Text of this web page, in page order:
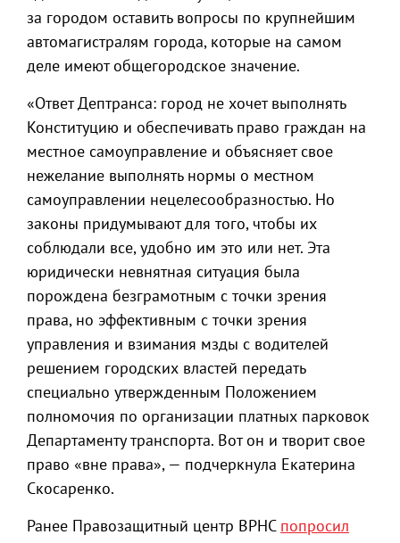
за городом оставить вопросы по крупнейшим
автомагистралям города, которые на самом
деле имеют общегородское значение.
«Ответ Дептранса: город не хочет выполнять
Конституцию и обеспечивать право граждан на
местное самоуправление и объясняет свое
нежелание выполнять нормы о местном
самоуправлении нецелесообразностью. Но
законы придумывают для того, чтобы их
соблюдали все, удобно им это или нет. Эта
юридически невнятная ситуация была
порождена безграмотным с точки зрения
права, но эффективным с точки зрения
управления и взимания мзды с водителей
решением городских властей передать
специально утвержденным Положением
полномочия по организации платных парковок
Департаменту транспорта. Вот он и творит свое
право «вне права», — подчеркнула Екатерина
Скосаренко.
Ранее Правозащитный центр ВРНС попросил